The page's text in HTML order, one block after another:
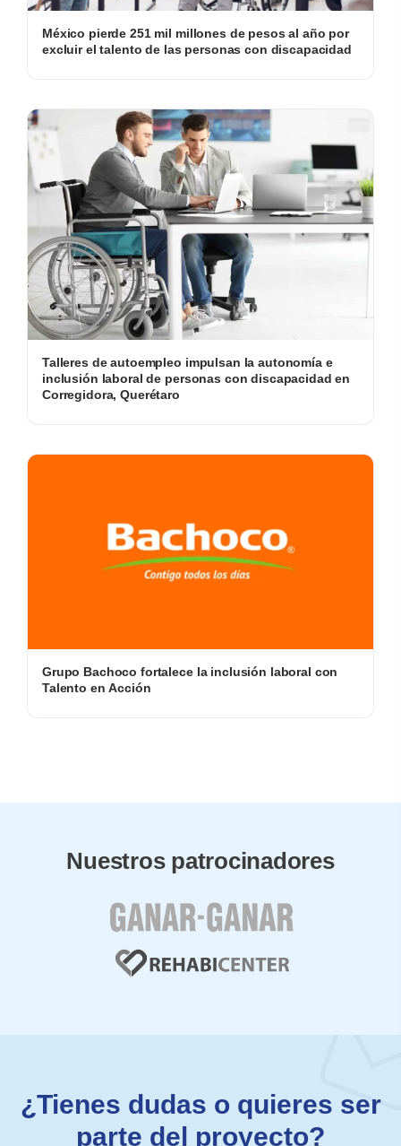
México pierde 251 mil millones de pesos al año por
excluir el talento de las personas con discapacidad
Talleres de autoempleo impulsan la autonomía e
inclusión laboral de personas con discapacidad en
Corregidora, Querétaro
Grupo Bachoco fortalece la inclusión laboral con
Talento en Acción
Nuestros patrocinadores
¿Tienes dudas o quieres ser
parte del proyecto?